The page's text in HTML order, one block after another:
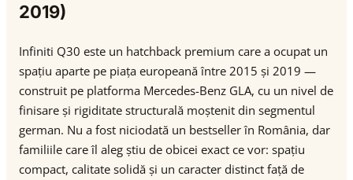
2019)
Infiniti Q30 este un hatchback premium care a ocupat un
spațiu aparte pe piața europeană între 2015 și 2019 —
construit pe platforma Mercedes-Benz GLA, cu un nivel de
finisare și rigiditate structurală moștenit din segmentul
german. Nu a fost niciodată un bestseller în România, dar
familiile care îl aleg știu de obicei exact ce vor: spațiu
compact, calitate solidă și un caracter distinct față de